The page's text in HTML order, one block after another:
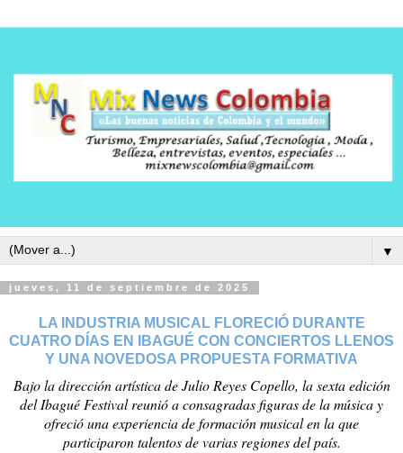
▼
jueves, 11 de septiembre de 2025
LA INDUSTRIA MUSICAL FLORECIÓ DURANTE
CUATRO DÍAS EN IBAGUÉ CON CONCIERTOS LLENOS
Y UNA NOVEDOSA PROPUESTA FORMATIVA
Bajo la dirección artística de Julio Reyes Copello, la sexta edición
del Ibagué Festival reunió a consagradas figuras de la música y
ofreció una experiencia de formación musical en la que
participaron talentos de varias regiones del país.